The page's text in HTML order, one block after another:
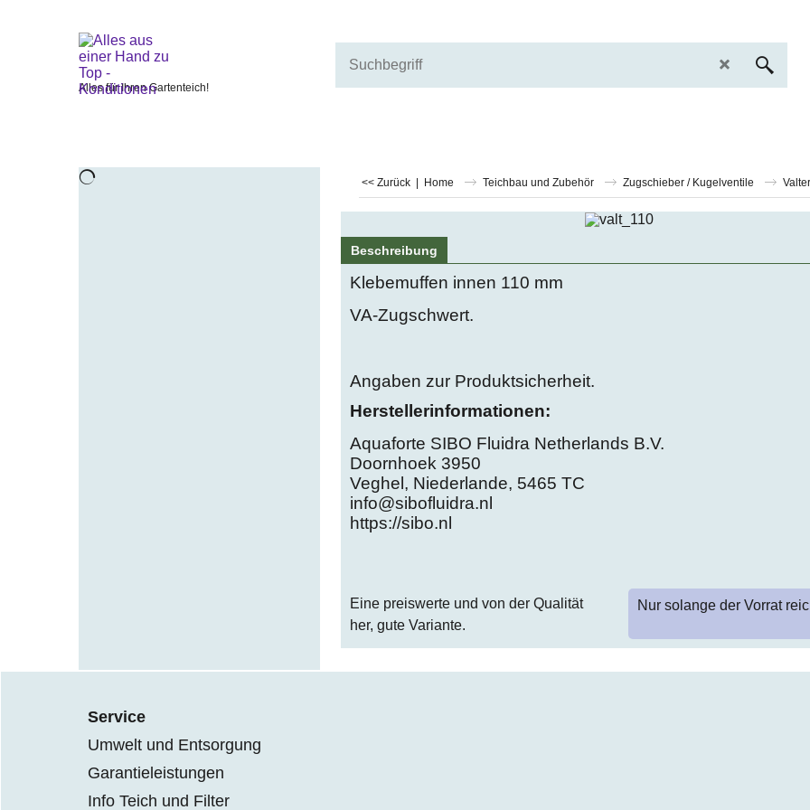
Alles für Ihren Gartenteich!
<< Zurück | Home Teichbau und Zubehör Zugschieber / Kugelventile
Beschreibung
Klebemuffen innen 110 mm
VA-Zugschwert.
Angaben zur Produktsicherheit.
Herstellerinformationen:
Aquaforte SIBO Fluidra Netherlands B.V.
Doornhoek 3950
Veghel, Niederlande, 5465 TC
info@sibofluidra.nl
https://sibo.nl
Nur solange der Vorrat
Eine preiswerte und von der Qualität
her, gute Variante.
Service
Umwelt und Entsorgung
Garantieleistungen
Info Teich und Filter